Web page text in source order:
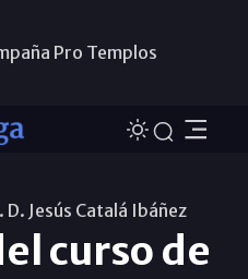
Pro Templos
Jesús Catalá Ibáñez
curso de